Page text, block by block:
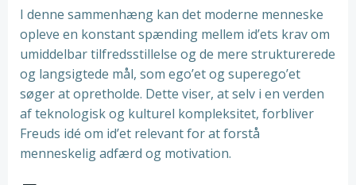
I denne sammenhæng kan det moderne menneske
opleve en konstant spænding mellem id’ets krav om
umiddelbar tilfredsstillelse og de mere strukturerede
og langsigtede mål, som ego’et og superego’et
søger at opretholde. Dette viser, at selv i en verden
af teknologisk og kulturel kompleksitet, forbliver
Freuds idé om id’et relevant for at forstå
menneskelig adfærd og motivation.